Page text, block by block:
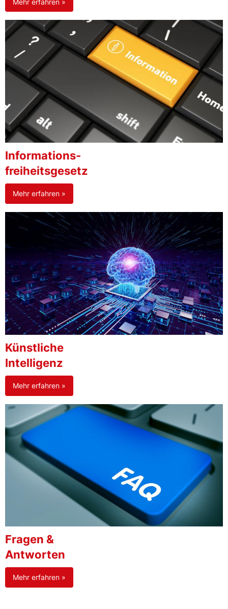
Informations-
freiheitsgesetz
Mehr erfahren »
Künstliche
Intelligenz
Mehr erfahren »
Fragen &
Antworten
Mehr erfahren »